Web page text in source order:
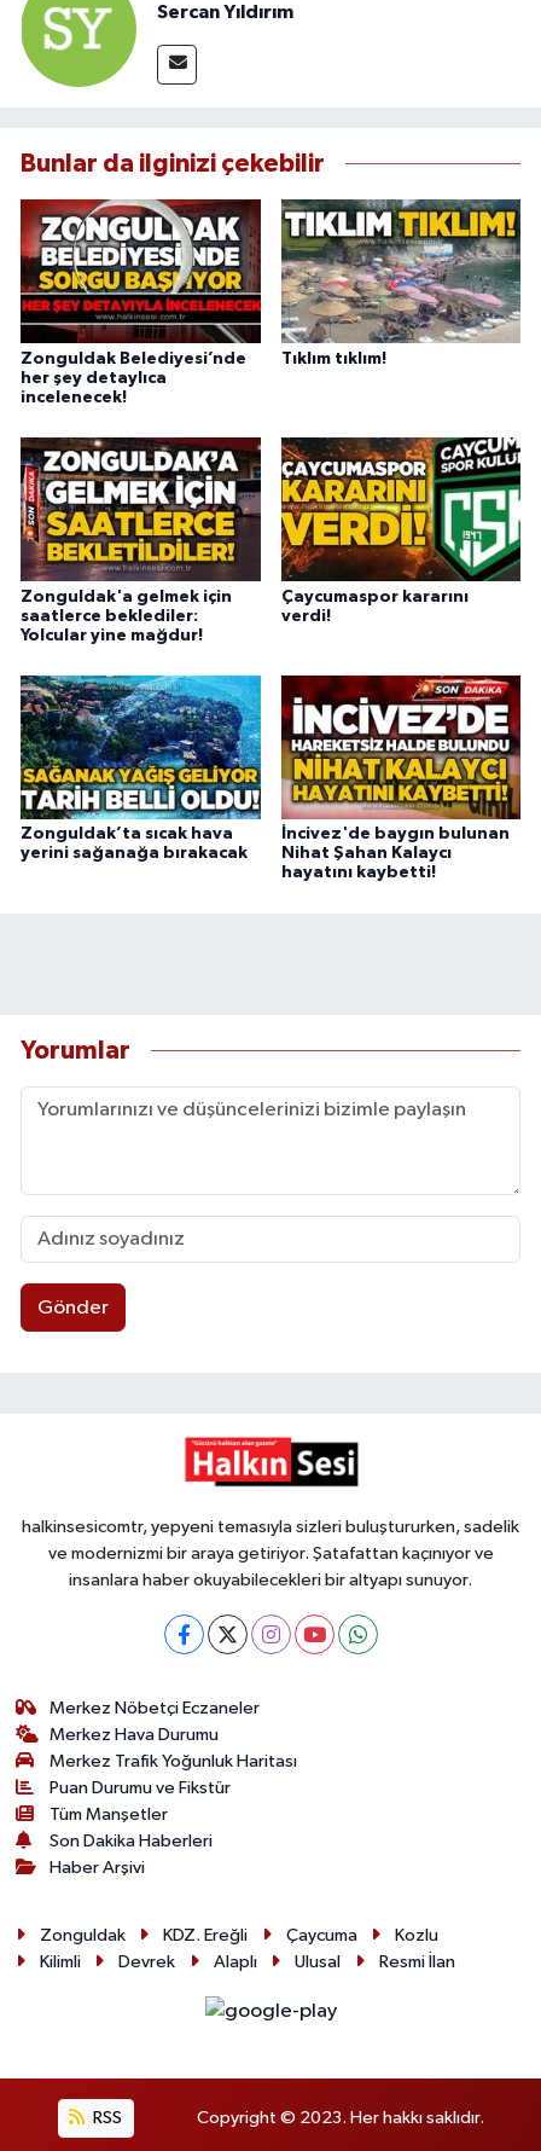
Sercan Yıldırım
Bunlar da ilginizi çekebilir
Zonguldak Belediyesi’nde
her şey detaylıca
incelenecek!
Tıklım tıklım!
Zonguldak'a gelmek için
saatlerce beklediler:
Yolcular yine mağdur!
Çaycumaspor kararını
verdi!
Zonguldak’ta sıcak hava
yerini sağanağa bırakacak
İncivez'de baygın bulunan
Nihat Şahan Kalaycı
hayatını kaybetti!
Yorumlar
Gönder
halkinsesicomtr, yepyeni temasıyla sizleri buluştururken, sadelik
ve modernizmi bir araya getiriyor. Şatafattan kaçınıyor ve
insanlara haber okuyabilecekleri bir altyapı sunuyor.
Merkez Nöbetçi Eczaneler
Merkez Hava Durumu
Merkez Trafik Yoğunluk Haritası
Puan Durumu ve Fikstür
Tüm Manşetler
Son Dakika Haberleri
Haber Arşivi
Zonguldak KDZ. Ereğli Çaycuma
Kozlu
Kilimli
Devrek Alaplı Ulusal Resmi İlan
RSS Copyright © 2023. Her hakkı saklıdır.